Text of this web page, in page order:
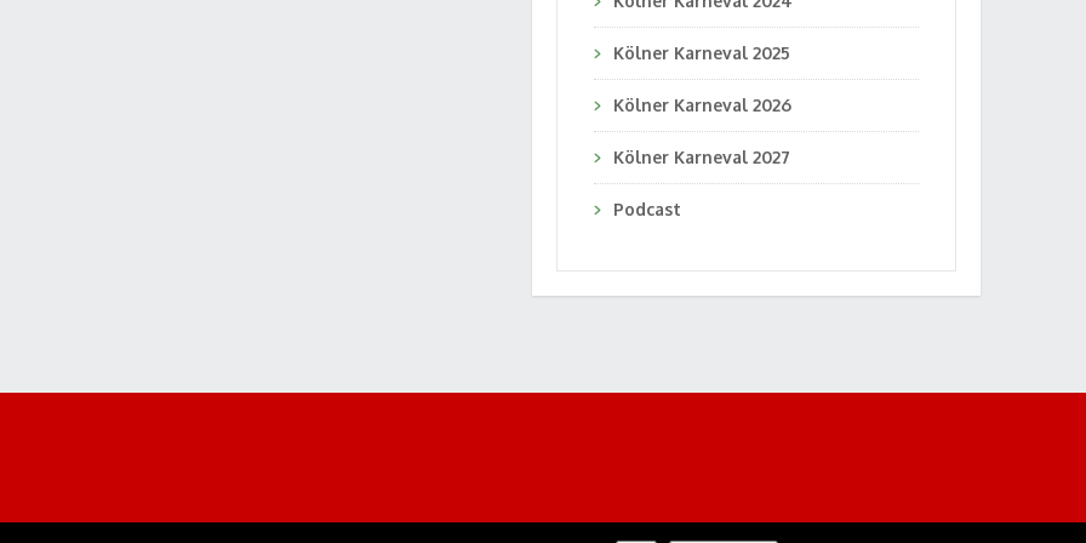
Kölner Karneval 2025
Kölner Karneval 2026
Kölner Karneval 2027
Podcast